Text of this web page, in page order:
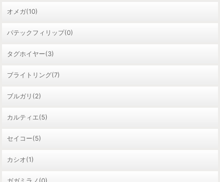
オメガ(10)
パテックフィリップ(0)
タグホイヤー(3)
ブライトリング(7)
ブルガリ(2)
カルティエ(5)
セイコー(5)
カシオ(1)
ガガミラノ(0)